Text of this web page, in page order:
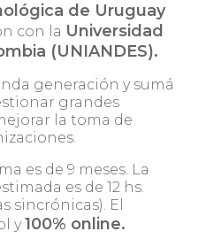
de Uruguay
con la Universidad
(UNIANDES).
generación y sumá
grandes
la toma de
es de 9 meses. La
es de 12 hs.
sincrónicas). El
y100% online.